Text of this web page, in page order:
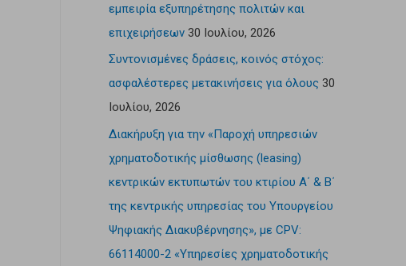
εμπειρία εξυπηρέτησης πολιτών και
επιχειρήσεων 30 Ιουλίου, 2026
Συντονισμένες δράσεις, κοινός στόχος:
ασφαλέστερες μετακινήσεις για όλους 30
Ιουλίου, 2026
Διακήρυξη για την «Παροχή υπηρεσιών
χρηματοδοτικής μίσθωσης (leasing)
κεντρικών εκτυπωτών του κτιρίου Α΄ & Β΄
της κεντρικής υπηρεσίας του Υπουργείου
Ψηφιακής Διακυβέρνησης», με CPV:
66114000-2 «Υπηρεσίες χρηματοδοτικής